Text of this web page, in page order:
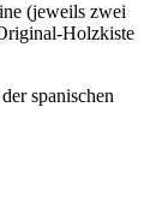
(jeweils zwei
Holzkiste
spanischen